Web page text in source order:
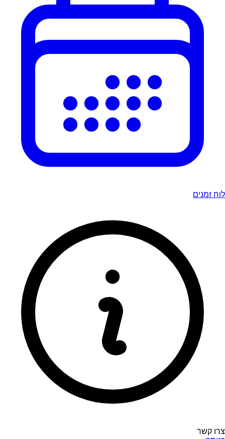
לוח זמנים
צרו קשר